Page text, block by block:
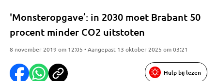
'Monsteropgave’: in 2030 moet Brabant 50
procent minder CO2 uitstoten
8 november 2019 om 12:05 • Aangepast 13 oktober 2025 om 03:21
Hulp bij lezen